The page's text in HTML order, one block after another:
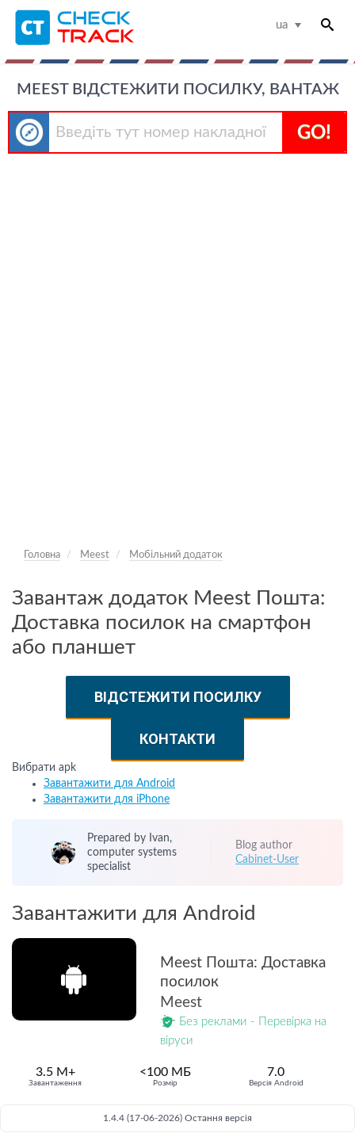
ua
MEEST ВІДСТЕЖИТИ ПОСИЛКУ, ВАНТАЖ
GO!
Головна Meest Мобільний додаток
Завантаж додаток Meest Пошта:
Доставка посилок на смартфон
або планшет
ВІДСТЕЖИТИ ПОСИЛКУ
КОНТАКТИ
Вибрати apk
Завантажити для Android
Завантажити для iPhone
Prepared by Ivan,
computer systems
specialist
Blog author
Cabinet-User
Завантажити для Android
Meest Пошта: Доставка
посилок
Meest
Без реклами - Перевірка на
віруси
3.5 M+
Завантаження
<100 МБ
Розмір
7.0
Версія Android
1.4.4 (17-06-2026) Остання версія